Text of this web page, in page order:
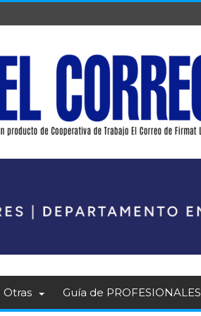
Otras Guía de PROFESIONALES